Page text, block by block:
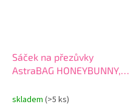
Sáček na přezůvky
AstraBAG HONEYBUNNY,
skladem (>5 ks)